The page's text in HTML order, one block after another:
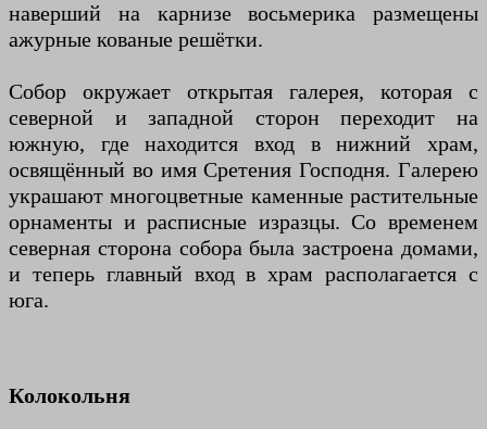
наверший на карнизе восьмерика размещены
ажурные кованые решётки.
Собор окружает открытая галерея, которая с
северной и западной сторон переходит на
южную, где находится вход в нижний храм,
освящённый во имя Сретения Господня. Галерею
украшают многоцветные каменные растительные
орнаменты и расписные изразцы. Со временем
северная сторона собора была застроена домами,
и теперь главный вход в храм располагается с
юга.
Колокольня